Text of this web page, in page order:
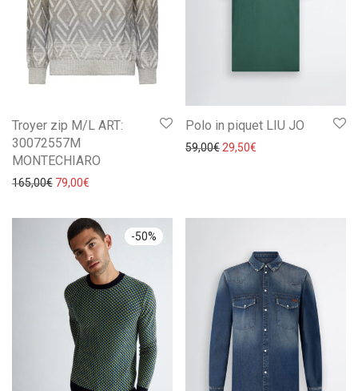
Troyer zip M/L ART:
30072557M
MONTECHIARO
165,00€ Il prezzo originale era: 165,00€.
79,00€
Polo in piquet LIU JO
59,00€ Il prezzo originale era:
29,50€
-50%